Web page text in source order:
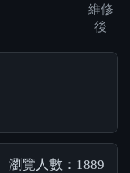
維修
後
瀏覽人數：1889